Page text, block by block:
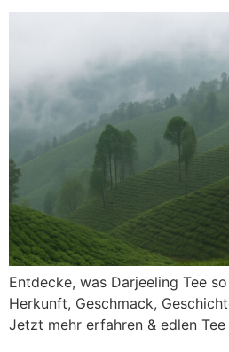
Entdecke, was Darjeeling Tee
Herkunft, Geschmack,
Jetzt mehr erfahren & edlen